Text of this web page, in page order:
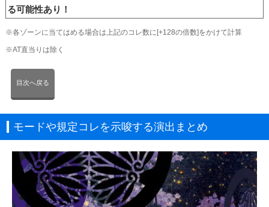
る可能性あり！
※各ゾーンに当てはめる場合は上記のコレ数に[+128の倍数]をかけて計算
※AT直当りは除く
目次へ戻る
モードや規定コレを示唆する演出まとめ